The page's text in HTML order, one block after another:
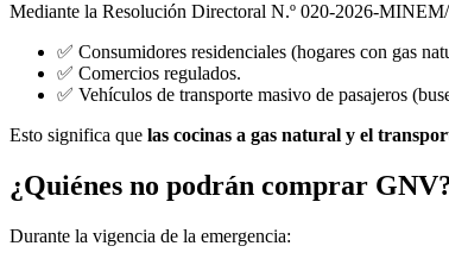
Mediante la Resolución Directoral N.º 020-2026-
✅ Consumidores residenciales (hogares con gas
✅ Comercios regulados.
✅ Vehículos de transporte masivo de pasajeros
Esto significa que las cocinas a gas natural y el
¿Quiénes no podrán comprar
Durante la vigencia de la emergencia: